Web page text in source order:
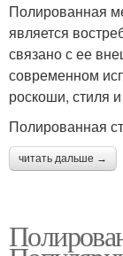
Полированная
является
связано с ее
современном
роскоши, стиля
Полированная
читать дальше →